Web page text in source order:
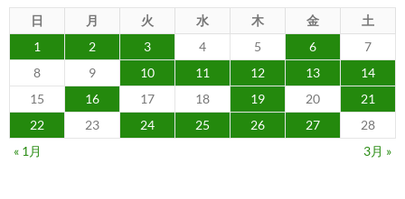
日 月 火 水 木 金
土
1
2 3 4 5 6
7
8
9 10 11 12 13
14
15
16 17 18 19 20
21
22
23 24 25 26 27
28
« 1月
3月 »